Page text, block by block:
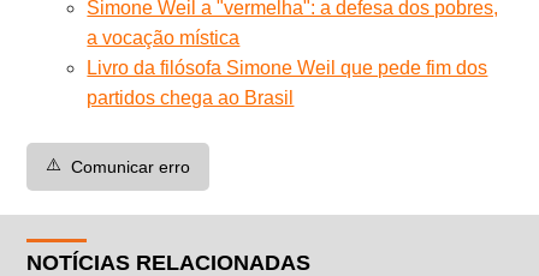
Simone Weil a "vermelha": a defesa dos pobres,
a vocação mística
Livro da filósofa Simone Weil que pede fim dos
partidos chega ao Brasil
⚠️ Comunicar erro
NOTÍCIAS RELACIONADAS